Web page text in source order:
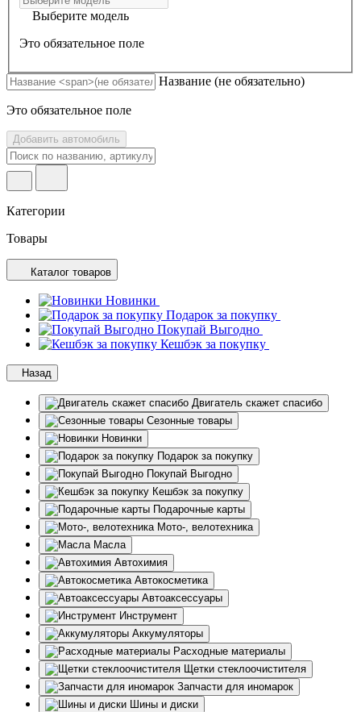
Выберите модель
Это обязательное поле
Название (не обязательно)
Это обязательное поле
Добавить автомобиль
Категории
Товары
Каталог товаров
Новинки
Подарок за покупку
Покупай Выгодно
Кешбэк за покупку
Назад
Двигатель скажет спасибо
Сезонные товары
Новинки
Подарок за покупку
Покупай Выгодно
Кешбэк за покупку
Подарочные карты
Мото-, велотехника
Масла
Автохимия
Автокосметика
Автоаксессуары
Инструмент
Аккумуляторы
Расходные материалы
Щетки стеклоочистителя
Запчасти для иномарок
Шины и диски